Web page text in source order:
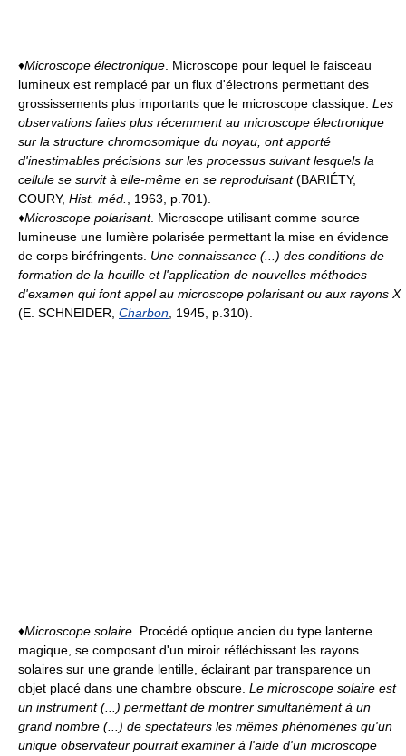
♦Microscope électronique . Microscope pour lequel le faisceau
lumineux est remplacé par un flux d'électrons permettant des
grossissements plus importants que le microscope classique. Les
observations faites plus récemment au microscope électronique
sur la structure chromosomique du noyau, ont apporté
d'inestimables précisions sur les processus suivant lesquels la
cellule se survit à elle-même en se reproduisant(BARIÉTY,
COURY, Hist. méd.
, 1963, p.701).
♦Microscope polarisant. Microscope utilisant comme source
lumineuse une lumière polarisée permettant la mise en évidence
de corps biréfringents. Une connaissance (...) des conditions de
formation de la houille et l'application de nouvelles méthodes
d'examen qui font appel au microscope polarisant ou aux rayons X
(E. SCHNEIDER, Charbon , 1945, p.310).
♦Microscope solaire . Procédé optique ancien du type lanterne
magique, se composant d'un miroir réfléchissant les rayons
solaires sur une grande lentille, éclairant par transparence un
objet placé dans une chambre obscure. Le microscope solaire est
un instrument (...) permettant de montrer simultanément à un
grand nombre (...) de spectateurs les mêmes phénomènes qu'un
unique observateur pourrait examiner à l'aide d'un microscope